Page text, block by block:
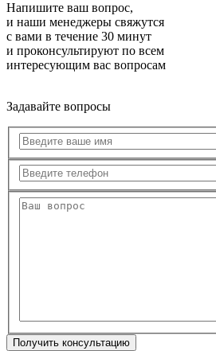
Напишите ваш вопрос,
и наши менеджеры свяжутся
с вами в течение 30 минут
и проконсультируют по всем
интересующим вас вопросам
Задавайте вопросы